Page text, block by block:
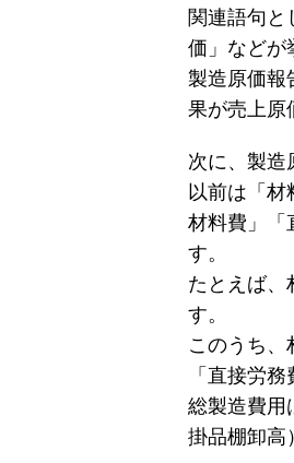
関連語句と
価」などが
製造原価報
果が売上原
次に、製造
以前は「材
材料費」「
す。
たとえば、
す。
このうち、
「直接労
総製造費用
掛品棚卸高